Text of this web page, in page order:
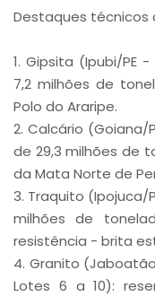
Destaques técnicos
1. Gipsita (Ipubi/PE
7,2 milhões de
Polo do Araripe.
2. Calcário (Goiana/
de 29,3 milhões de
da Mata Norte de
3. Traquito (Ipojuca/
milhões de
resistência - brita
4. Granito
Lotes 6 a 10):